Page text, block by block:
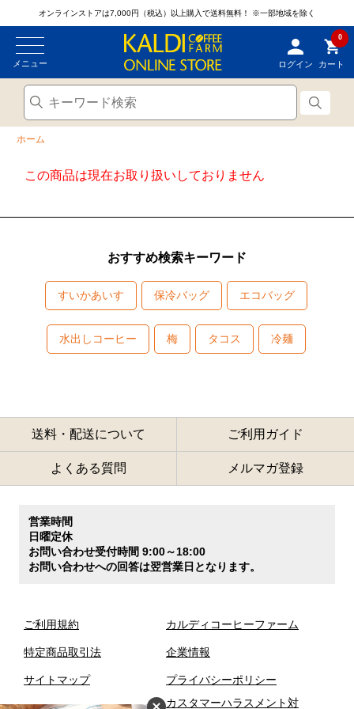
オンラインストアは7,000円（税込）以上購入で送料無料！ ※一部地域を除く
メニュー ログイン
0
カート
ホーム
この商品は現在お取り扱いしておりません
おすすめ検索キーワード
すいかあいす 保冷バッグ エコバッグ
水出しコーヒー 梅 タコス 冷麺
送料・配送について ご利用ガイド
よくある質問 メルマガ登録
営業時間
日曜定休
お問い合わせ受付時間 9:00～18:00
お問い合わせへの回答は翌営業日となります。
ご利用規約
特定商品取引法
サイトマップ
カルディコーヒーファーム
企業情報
プライバシーポリシー
カスタマーハラスメント対